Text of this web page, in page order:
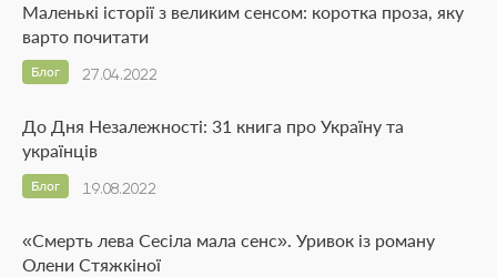
Маленькі історії з великим сенсом: коротка проза, яку
варто почитати
27.04.2022
Блог
До Дня Незалежності: 31 книга про Україну та
українців
19.08.2022
Блог
«Смерть лева Сесіла мала сенс». Уривок із роману
Олени Стяжкіної